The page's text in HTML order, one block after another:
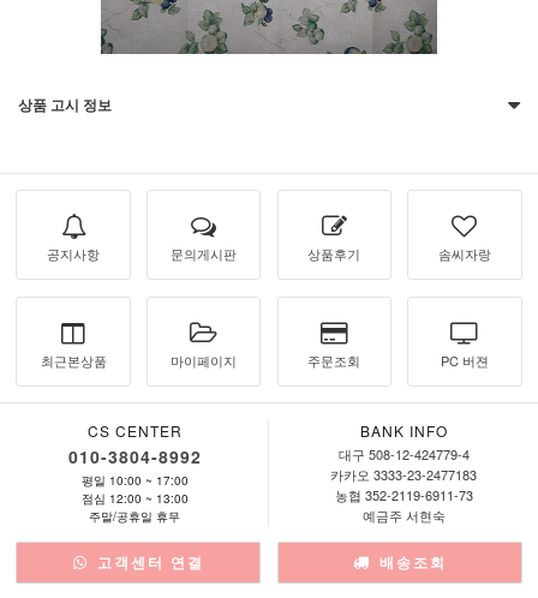
상품 고시 정보
공지사항 문의게시판 상품후기 솜씨자랑
최근본상품 마이페이지 주문조회 PC 버젼
CS CENTER
010-3804-8992
평일 10:00 ~ 17:00
점심 12:00 ~ 13:00
주말/공휴일 휴무
BANK INFO
대구 508-12-424779-4
카카오 3333-23-2477183
농협 352-2119-6911-73
예금주 서현숙
고객센터 연결 배송조회